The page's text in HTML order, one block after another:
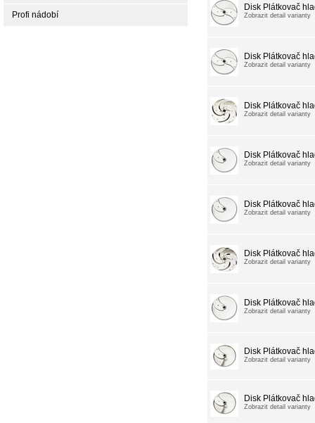
Disk Plátkovač
Zobrazit detail varianty
Disk Plátkovač
Zobrazit detail varianty
Disk Plátkovač
Zobrazit detail varianty
Disk Plátkovač
Zobrazit detail varianty
Disk Plátkovač
Zobrazit detail varianty
Disk Plátkovač
Zobrazit detail varianty
Disk Plátkovač
Zobrazit detail varianty
Disk Plátkovač
Zobrazit detail varianty
Disk Plátkovač
Zobrazit detail varianty
Profi nádobí